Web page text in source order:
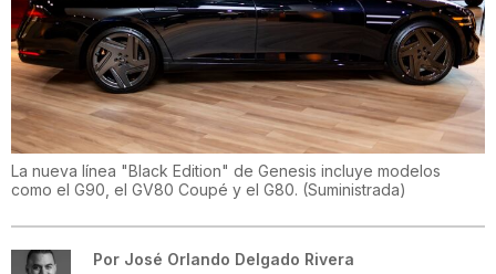
La nueva línea "Black Edition" de Genesis incluye modelos
como el G90, el GV80 Coupé y el G80. (Suministrada)
Por José Orlando Delgado Rivera